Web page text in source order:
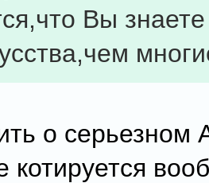
Вы
о серьезном
котируется